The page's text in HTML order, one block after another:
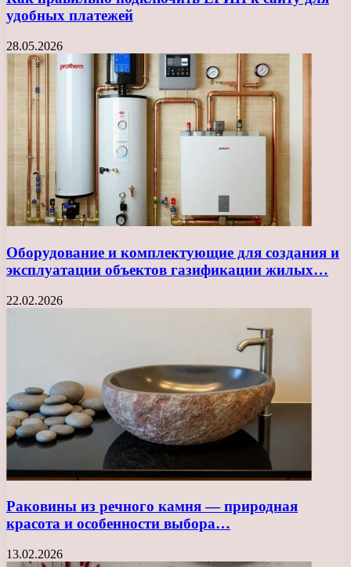
удобных платежей
28.05.2026
Оборудование и комплектующие для создания и
эксплуатации объектов газификации жилых…
22.02.2026
Раковины из речного камня — природная
красота и особенности выбора…
13.02.2026